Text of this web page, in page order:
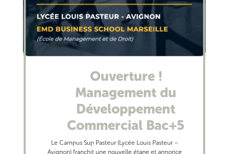
Ouverture !
Management du
Développement
Commercial Bac+5
Le Campus Sup Pasteur (Lycée Louis Pasteur –
Avignon) franchit une nouvelle étape et annonce